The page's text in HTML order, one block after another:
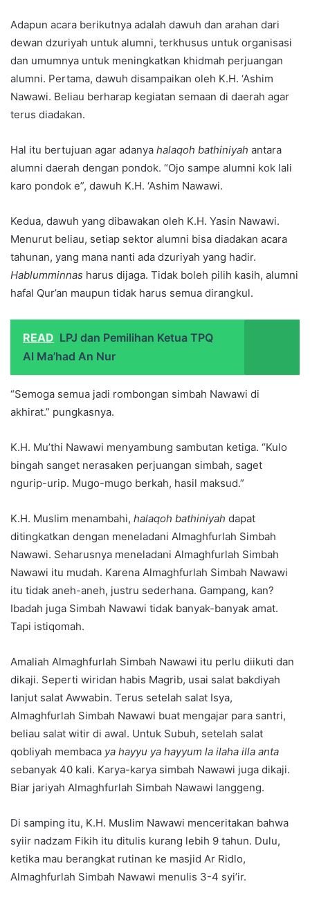
Adapun acara berikutnya adalah dawuh dan arahan dari
dewan dzuriyah untuk alumni, terkhusus untuk organisasi
dan umumnya untuk meningkatkan khidmah perjuangan
alumni. Pertama, dawuh disampaikan oleh K.H. ‘Ashim
Nawawi. Beliau berharap kegiatan semaan di daerah agar
terus diadakan.
Hal itu bertujuan agar adanya halaqoh bathiniyah antara
alumni daerah dengan pondok. “Ojo sampe alumni kok lali
karo pondok e”, dawuh K.H. ‘Ashim Nawawi.
Kedua, dawuh yang dibawakan oleh K.H. Yasin Nawawi.
Menurut beliau, setiap sektor alumni bisa diadakan acara
tahunan, yang mana nanti ada dzuriyah yang hadir.
Hablumminnas harus dijaga. Tidak boleh pilih kasih, alumni
hafal Qur’an maupun tidak harus semua dirangkul.
READ LPJ dan Pemilihan Ketua TPQ
Al Ma’had An Nur
“Semoga semua jadi rombongan simbah Nawawi di
akhirat.” pungkasnya.
K.H. Mu’thi Nawawi menyambung sambutan ketiga. “Kulo
bingah sanget nerasaken perjuangan simbah, saget
ngurip-urip. Mugo-mugo berkah, hasil maksud.”
K.H. Muslim menambahi, halaqoh bathiniyah dapat
ditingkatkan dengan meneladani Almaghfurlah Simbah
Nawawi. Seharusnya meneladani Almaghfurlah Simbah
Nawawi itu mudah. Karena Almaghfurlah Simbah Nawawi
itu tidak aneh-aneh, justru sederhana. Gampang, kan?
Ibadah juga Simbah Nawawi tidak banyak-banyak amat.
Tapi istiqomah.
Amaliah Almaghfurlah Simbah Nawawi itu perlu diikuti dan
dikaji. Seperti wiridan habis Magrib, usai salat bakdiyah
lanjut salat Awwabin. Terus setelah salat Isya,
Almaghfurlah Simbah Nawawi buat mengajar para santri,
beliau salat witir di awal. Untuk Subuh, setelah salat
qobliyah membaca ya hayyu ya hayyum la ilaha illa anta
sebanyak 40 kali. Karya-karya simbah Nawawi juga dikaji.
Biar jariyah Almaghfurlah Simbah Nawawi langgeng.
Di samping itu, K.H. Muslim Nawawi menceritakan bahwa
syiir nadzam Fikih itu ditulis kurang lebih 9 tahun. Dulu,
ketika mau berangkat rutinan ke masjid Ar Ridlo,
Almaghfurlah Simbah Nawawi menulis 3-4 syi’ir.